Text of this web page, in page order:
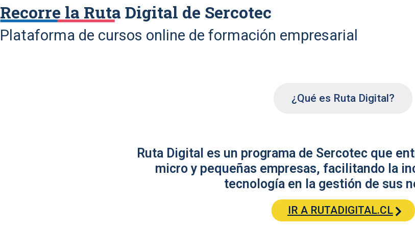
Recorre la Ruta Digital de Sercotec
Plataforma de cursos online de formación empresarial
¿Qué es Ruta Digital?
Ruta Digital es un programa de Sercotec que
micro y pequeñas empresas, facilitando la
tecnología en la gestión de sus
IR A RUTADIGITAL.CL